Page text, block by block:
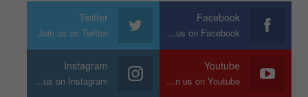
Facebook
Join us on Facebook
Twitter
Join us on Twitter
Youtube
Join us on Youtube
Instagram
Join us on Instagram